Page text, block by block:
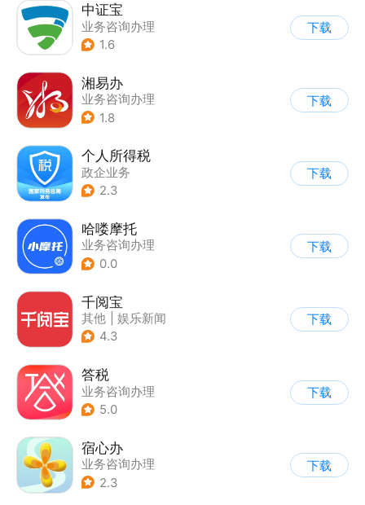
中证宝
业务咨询办理
1.6
下载
湘易办
业务咨询办理
1.8
下载
个人所得税
政企业务
2.3
下载
哈喽摩托
业务咨询办理
0.0
下载
千阅宝
其他
娱乐新闻
| 业务咨询办理
4.3
下载
答税
业务咨询办理
5.0
下载
宿心办
业务咨询办理
2.3
下载